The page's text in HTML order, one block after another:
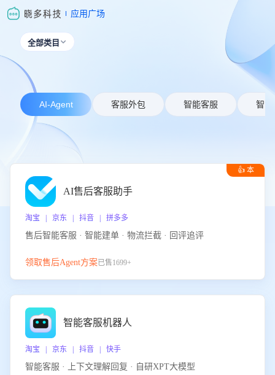
应用广场
全部类目 
AI-Agent 客服外包 智能客服 智能
👍 本
AI售后客服助手
淘宝 | 京东 | 抖音 | 拼多多
售后智能客服 · 智能建单 · 物流拦截 · 回评追评
领取售后Agent方案已售1699+
智能客服机器人
淘宝 | 京东 | 抖音 | 快手
智能客服 · 上下文理解回复 · 自研XPT大模型